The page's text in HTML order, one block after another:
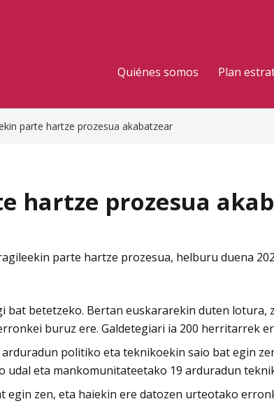
Quiénes somos Plan
parte hartze prozesua akabatzear
hartze prozesua
parte hartze prozesua, helburu duena
bat betetzeko. Bertan euskararekin duten
buruz ere. Galdetegiari ia 200 herritarrek
politiko eta teknikoekin saio bat egin
eta mankomunitateetako 19 arduradun
zen, eta haiekin ere datozen urteotako